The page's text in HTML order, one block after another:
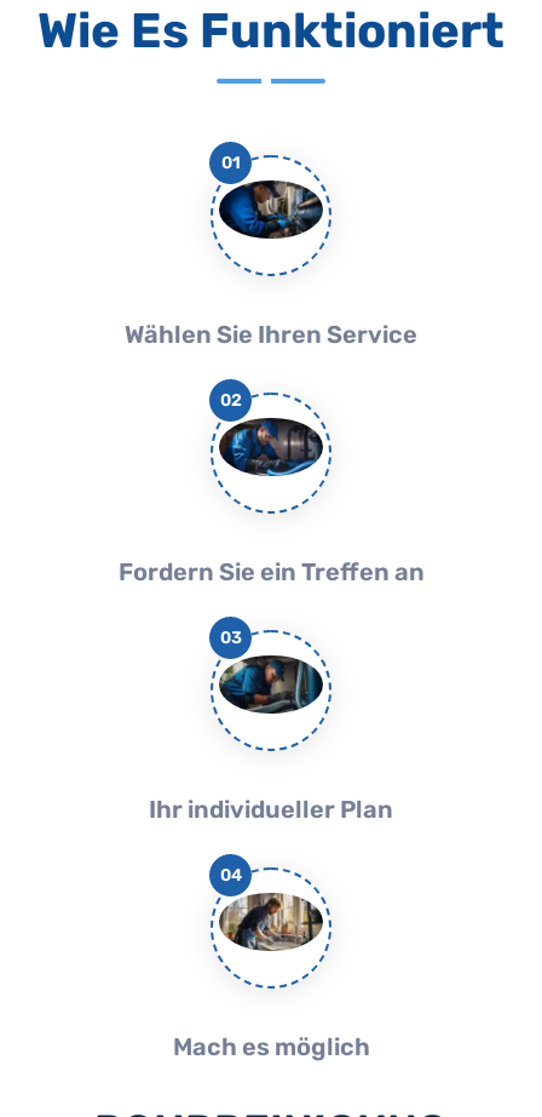
Wie Es Funktioniert
01
Wählen Sie Ihren Service
02
Fordern Sie ein Treffen an
03
Ihr individueller Plan
04
Mach es möglich